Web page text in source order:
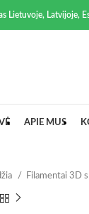
Lietuvoje, Latvijoje,
APIE MUS
Filamentai 3D